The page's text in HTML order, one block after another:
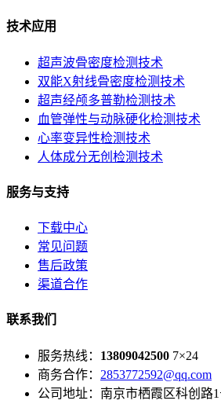
技术应用
超声波骨密度检测技术
双能X射线骨密度检测技术
超声经颅多普勒检测技术
血管弹性与动脉硬化检测技术
心率变异性检测技术
人体成分无创检测技术
服务与支持
下载中心
常见问题
售后政策
渠道合作
联系我们
服务热线： 13809042500 7×24
商务合作： 2853772592@qq.com
公司地址：南京市栖霞区科创路